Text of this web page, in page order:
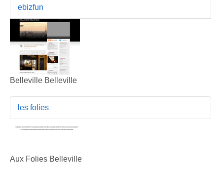
ebizfun
Belleville Belleville
les folies
Aux Folies Belleville